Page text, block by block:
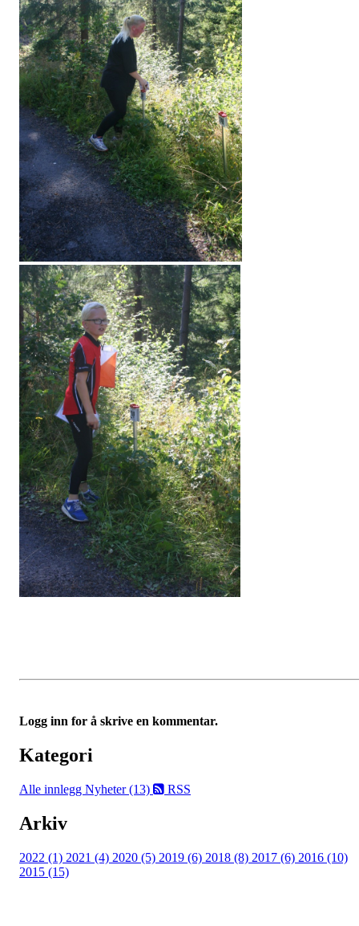
Logg inn for å skrive en kommentar.
Kategori
Alle innlegg Nyheter (13) RSS
Arkiv
2022 (1) 2021 (4) 2020 (5) 2019 (6) 2018 (8) 2017 (6) 2016 (10)
2015 (15)